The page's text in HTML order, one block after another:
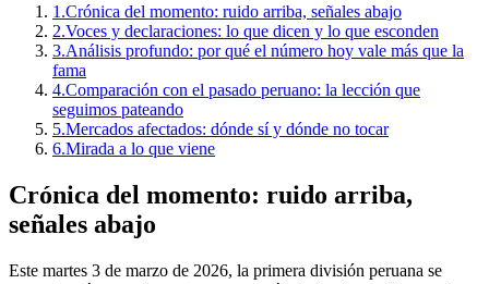
1.Crónica del momento: ruido arriba, señales abajo
2.Voces y declaraciones: lo que dicen y lo que esconden
3.Análisis profundo: por qué el número hoy vale más que la
fama
4.Comparación con el pasado peruano: la lección que
seguimos pateando
5.Mercados afectados: dónde sí y dónde no tocar
6.Mirada a lo que viene
Crónica del momento: ruido arriba,
señales abajo
Este martes 3 de marzo de 2026, la primera división peruana se